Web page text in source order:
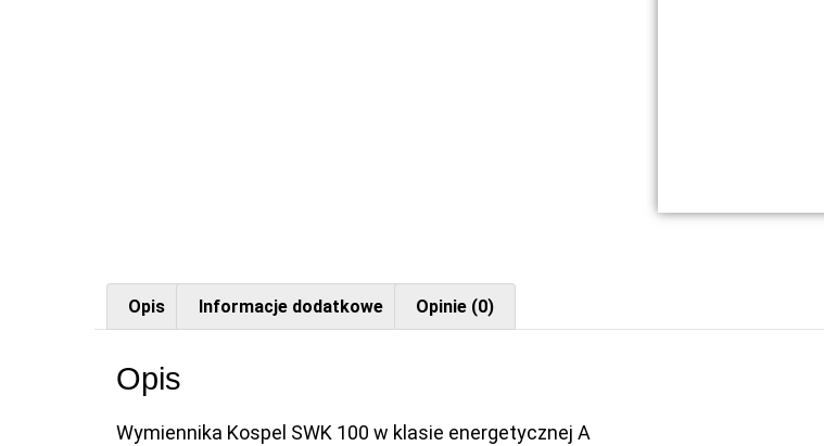
Opis Informacje dodatkowe Opinie (0)
Opis
Wymiennika Kospel SWK 100 w klasie energetycznej A